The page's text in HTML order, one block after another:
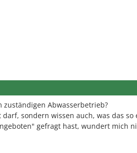
Abwasserbetrieb?
sondern wissen auch, was das so
gefragt hast, wundert mich